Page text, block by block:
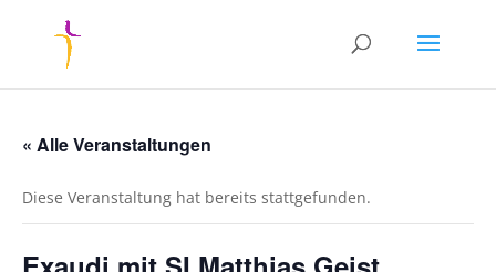
« Alle Veranstaltungen
Diese Veranstaltung hat bereits stattgefunden.